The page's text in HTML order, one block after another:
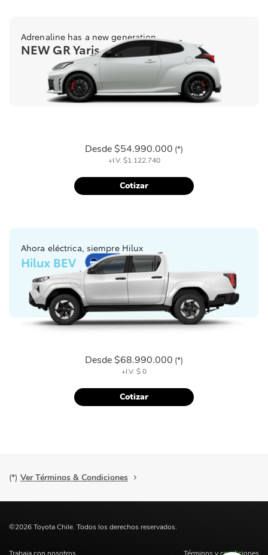
Adrenaline has a new generation
NEW GR Yaris
Desde$54.990.000 (*)
+I.V. $1.122.740
Cotizar
Ahora eléctrica, siempre Hilux
Hilux BEV
Desde$68.990.000 (*)
+I.V. $ 0
Cotizar
(*) Ver Términos & Condiciones
©2026 Toyota Chile. Todos los derechos reservados.